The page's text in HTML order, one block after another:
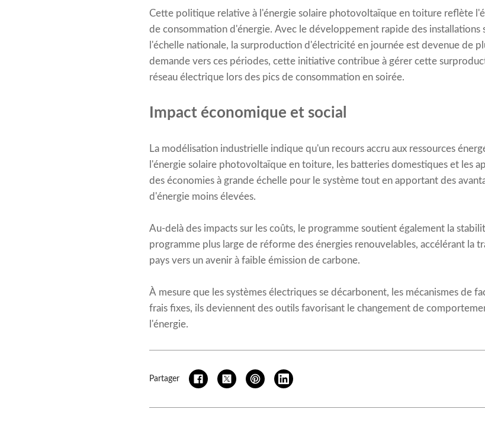
Cette politique relative à l'énergie solaire photovoltaïque en toiture reflète
de consommation d'énergie. Avec le développement rapide des
l'échelle nationale, la surproduction d'électricité en journée est devenue de
demande vers ces périodes, cette initiative contribue à gérer cette
réseau électrique lors des pics de consommation en soirée.
Impact économique et social
La modélisation industrielle indique qu'un recours accru aux ressources
l'énergie solaire photovoltaïque en toiture, les batteries domestiques et les
des économies à grande échelle pour le système tout en apportant des
d'énergie moins élevées.
Au-delà des impacts sur les coûts, le programme soutient également la
programme plus large de réforme des énergies renouvelables, accélérant la
pays vers un avenir à faible émission de carbone.
À mesure que les systèmes électriques se décarbonent, les mécanismes de
frais fixes, ils deviennent des outils favorisant le changement de
l'énergie.
Partager